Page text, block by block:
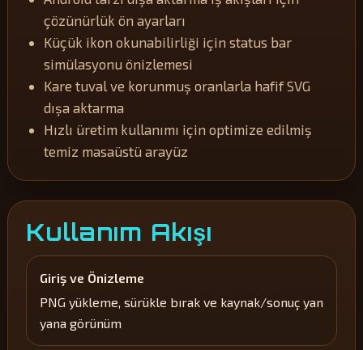
çözünürlük ön ayarları
Küçük ikon okunabilirliği için status bar
simülasyonu önizlemesi
Kare tuval ve korunmuş oranlarla hafif SVG
dışa aktarma
Hızlı üretim kullanımı için optimize edilmiş
temiz masaüstü arayüz
Kullanım Akışı
Giriş ve Önizleme
PNG yükleme, sürükle bırak ve kaynak/sonuç yan
yana görünüm